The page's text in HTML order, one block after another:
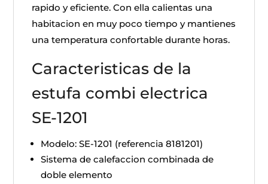
rapido y eficiente. Con ella calientas una
habitacion en muy poco tiempo y mantienes
una temperatura confortable durante horas.
Caracteristicas de la
estufa combi electrica
SE-1201
Modelo: SE-1201 (referencia 8181201)
Sistema de calefaccion combinada de
doble elemento